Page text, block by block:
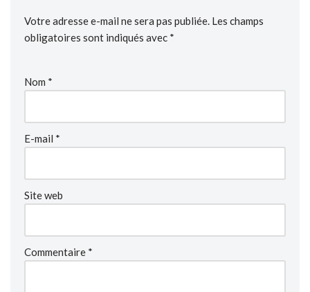
Votre adresse e-mail ne sera pas publiée. Les champs
obligatoires sont indiqués avec *
Nom *
E-mail *
Site web
Commentaire *